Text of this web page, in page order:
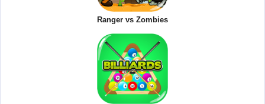
Ranger vs Zombies